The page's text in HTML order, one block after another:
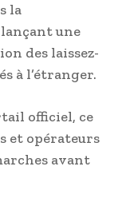
la
une
des laissez-
à l’étranger.
officiel, ce
et opérateurs
avant